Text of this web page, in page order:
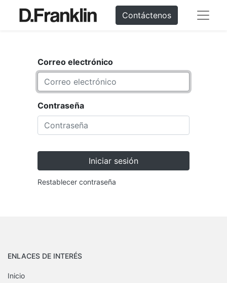
Contáctenos
Correo electrónico
Contraseña
Iniciar sesión
Restablecer contraseña
ENLACES DE INTERÉS
Inicio